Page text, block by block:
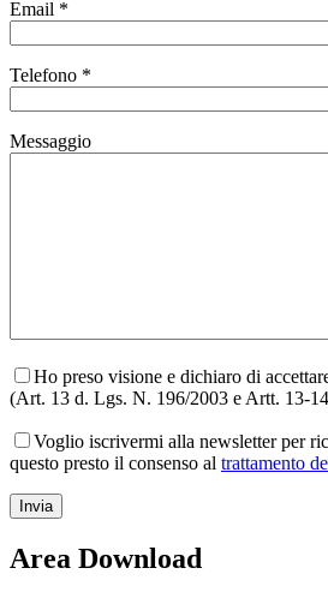
Email *
Telefono *
Messaggio
Ho preso visione e dichiaro di
(Art. 13 d. Lgs. N. 196/2003 e Artt. 13-
Voglio iscrivermi alla newsletter per
questo presto il consenso al trattamento
Area Download